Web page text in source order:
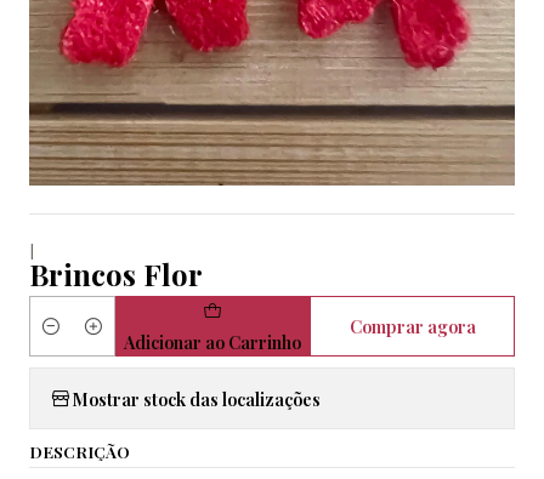
|
Brincos Flor
QuantidadeAdicionar ao Carrinho
Comprar agora
Mostrar stock das localizações
DESCRIÇÃO